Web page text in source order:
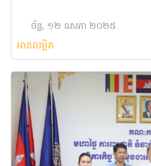
សៀមរាប ខេត្តសៀមរាប
ច័ន្ទ, ១២ ឧសភា ២០២៥
អានលម្អិត